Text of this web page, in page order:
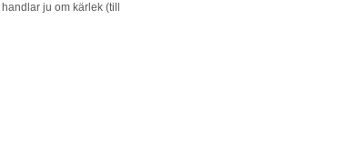
ju om kärlek (till